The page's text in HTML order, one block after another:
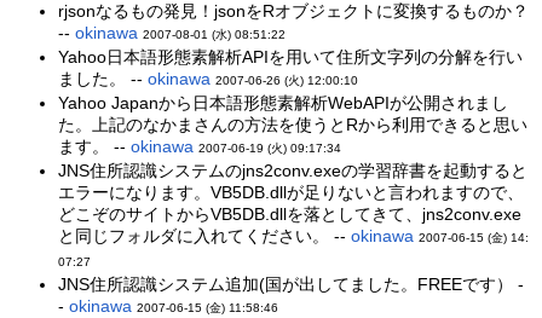
rjsonなるもの発見！jsonをRオブジェクトに変換するものか？
--okinawa 2007-08-01 (水) 08:51:22
Yahoo日本語形態素解析APIを用いて住所文字列の分解を行い
ました。 --okinawa 2007-06-26 (火) 12:00:10
Yahoo Japanから日本語形態素解析WebAPIが公開されまし
た。上記のなかまさんの方法を使うとRから利用できると思い
ます。 --okinawa 2007-06-19 (火) 09:17:34
JNS住所認識システムのjns2conv.exeの学習辞書を起動すると
エラーになります。VB5DB.dllが足りないと言われますので、
どこぞのサイトからVB5DB.dllを落としてきて、jns2conv.exe
と同じフォルダに入れてください。 --okinawa 2007-06-15 (金) 14:
07:27
JNS住所認識システム追加(国が出してました。FREEです） -
-okinawa 2007-06-15 (金) 11:58:46